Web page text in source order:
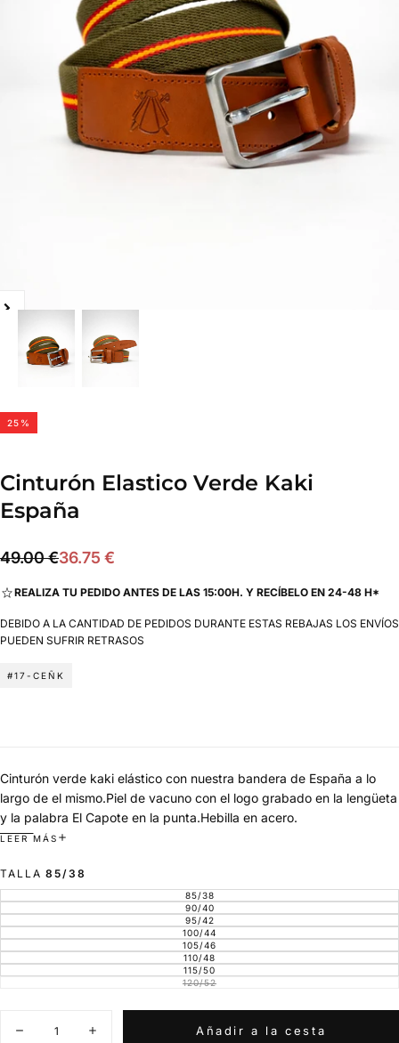
25 %
Cinturón Elastico Verde Kaki
España
36.75
Precio
49.00 €Precio
36.75 €
REALIZA TU PEDIDO ANTES DE LAS 15:00H. Y RECÍBELO EN 24-48 H*
DEBIDO A LA CANTIDAD DE PEDIDOS DURANTE ESTAS REBAJAS LOS ENVÍOS
PUEDEN SUFRIR RETRASOS
#17-CEÑK
Cinturón verde kaki elástico con nuestra bandera de España a lo
largo de el mismo.Piel de vacuno con el logo grabado en la lengüeta
y la palabra El Capote en la punta.Hebilla en acero.
Hecho en España
La talla no indica la longitud total del cinturón.
LEER MÁS
TALLA 85/38
85/38VARIANTE
AGOTADA
O
NO
DISPONIBLE
90/40VARIANTE
AGOTADA
O
NO
DISPONIBLE
95/42VARIANTE
AGOTADA
O
NO
DISPONIBLE
100/44VARIANTE
AGOTADA
O
NO
DISPONIBLE
105/46VARIANTE
AGOTADA
O
NO
DISPONIBLE
110/48VARIANTE
AGOTADA
O
NO
115/50VARIANTE
AGOTADA
DISPONIBLE
120/52VARIANTE
NO
Disminuir
Aumentar
Añadir a la cesta